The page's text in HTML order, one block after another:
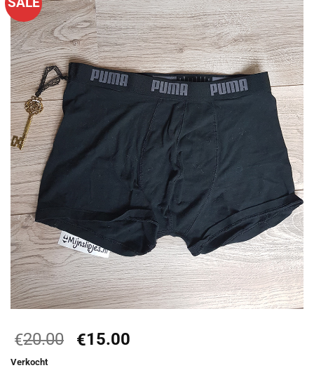
Aan
verlanglijst
toevoegen
€20.00
Oorspronkelijke
€15.00
Verkocht